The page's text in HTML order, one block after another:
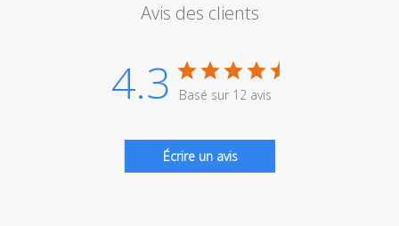
Avis des clients
4.3 Basé sur 12 avis
Écrire un avis